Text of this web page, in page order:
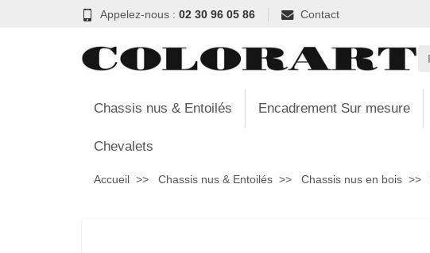
Appelez-nous : 02 30 96 05 86 Contact
Chassis nus & Entoilés Encadrement Sur mesure
Chevalets
Accueil Chassis nus & Entoilés Chassis nus en bois